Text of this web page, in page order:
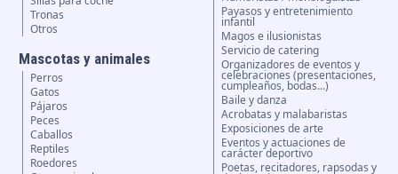
Tronas
Otros
Mascotas y animales
Perros
Gatos
Pájaros
Peces
Caballos
Reptiles
Roedores
Payasos y entretenimiento
infantil
Magos e ilusionistas
Servicio de catering
Organizadores de eventos y
celebraciones (presentaciones,
cumpleaños, bodas...)
Baile y danza
Acrobatas y malabaristas
Exposiciones de arte
Eventos y actuaciones de
carácter deportivo
Poetas, recitadores, rapsodas y